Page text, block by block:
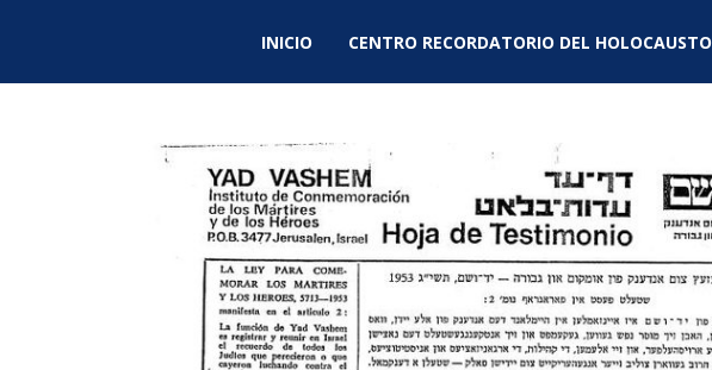
INICIO CENTRO RECORDATORIO DEL HOLOCAUSTO